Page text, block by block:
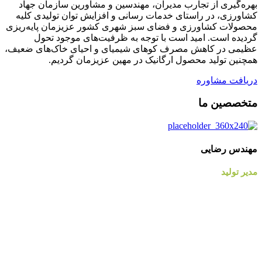
بهره‌گیری از تجارب مدیران، مهندسین و مشاورین سازمان جهاد
کشاورزی، در راستای خدمات رسانی و افزایش توان تولیدی کلیه
محصولات کشاورزی و فضای سبز شهری کشور عزیزمان پایه‌ریزی
گردیده است. امید است با توجه به ظرفیت‌های موجود تحول
عظیمی در کاهش مصرف کوهای شیمیای و احیای خاک‌های ضعیف،
همچنین تولید محصول ارگانیک در مهین عزیزمان گردیم.
دریافت مشاوره
متخصصین ما
مهندس رضایی
مدیر تولید